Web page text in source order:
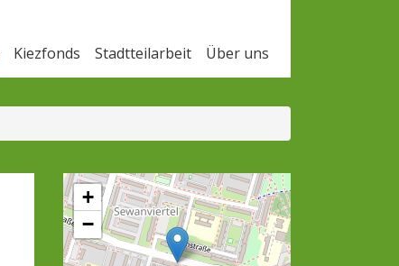
Kiezfonds Stadtteilarbeit Über uns
+
−